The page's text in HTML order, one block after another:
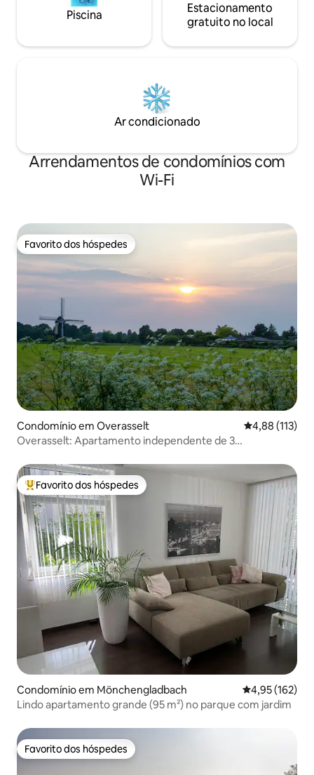
Piscina
Estacionamento
gratuito no local
Ar condicionado
Arrendamentos de condomínios com
Wi-Fi
Favorito dos hóspedes
Favorito dos hóspedes
Condomínio em Overasselt Classificação
4,88 (113)
Overasselt: Apartamento independente de 3
Favoritos dos hóspedes mais apreciados
Favorito dos hóspedes
Condomínio em Mönchengladbach Classificação
4,95 (162)
Lindo apartamento grande (95 m²) no parque com jardim
Favorito dos hóspedes
Favorito dos hóspedes